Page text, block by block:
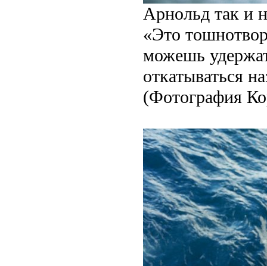
Арнольд так и
«Это
можешь
откатываться
(Фотография